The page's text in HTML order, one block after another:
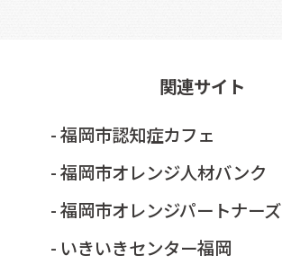
関連サイト
- 福岡市認知症カフェ
- 福岡市オレンジ人材バンク
- 福岡市オレンジパートナーズ
- いきいきセンター福岡